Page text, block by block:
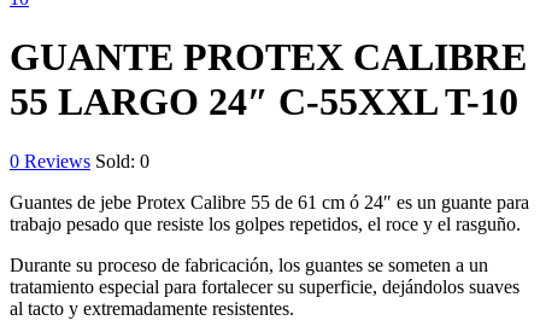
GUANTE PROTEX CALIBRE
55 LARGO 24″ C-55XXL T-10
0 Reviews Sold: 0
Guantes de jebe Protex Calibre 55 de 61 cm ó 24″ es un guante para
trabajo pesado que resiste los golpes repetidos, el roce y el rasguño.
Durante su proceso de fabricación, los guantes se someten a un
tratamiento especial para fortalecer su superficie, dejándolos suaves
al tacto y extremadamente resistentes.